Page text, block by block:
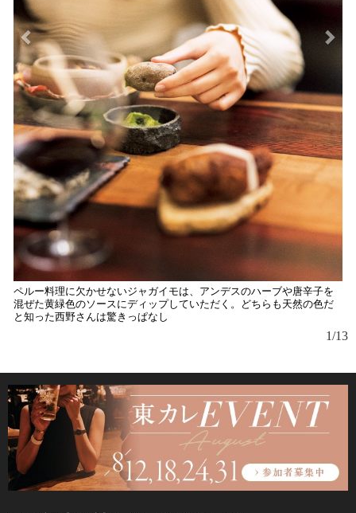
ペルー料理に欠かせないジャガイモは、アンデスのハーブや唐辛子を
混ぜた黄緑色のソースにディップしていただく。どちらも天然の色だ
と知った西野さんは驚きっぱなし
1/13